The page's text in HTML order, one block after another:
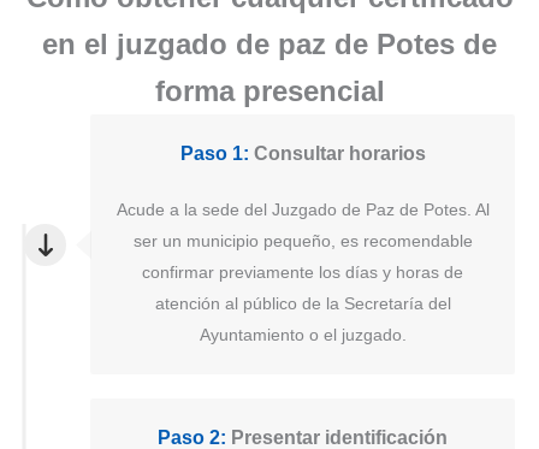
en el juzgado de paz de Potes de
forma presencial
Paso 1: Consultar horarios
Acude a la sede del Juzgado de Paz de Potes. Al
ser un municipio pequeño, es recomendable
confirmar previamente los días y horas de
atención al público de la Secretaría del
Ayuntamiento o el juzgado.
Paso 2: Presentar identificación